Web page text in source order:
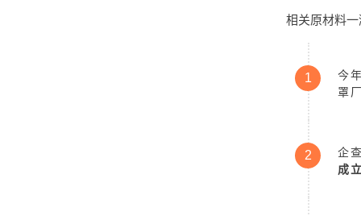
相关原材料一
1 今
罩
2 企
成